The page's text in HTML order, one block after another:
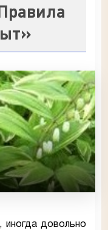
иногда довольно